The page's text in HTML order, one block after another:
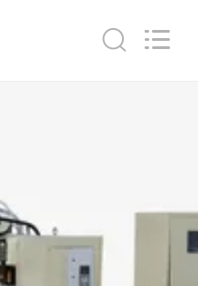
معلومات
عنا
TECHNOLOGY